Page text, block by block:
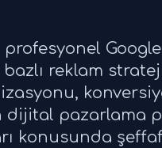
reklam
pazarlama
konusunda